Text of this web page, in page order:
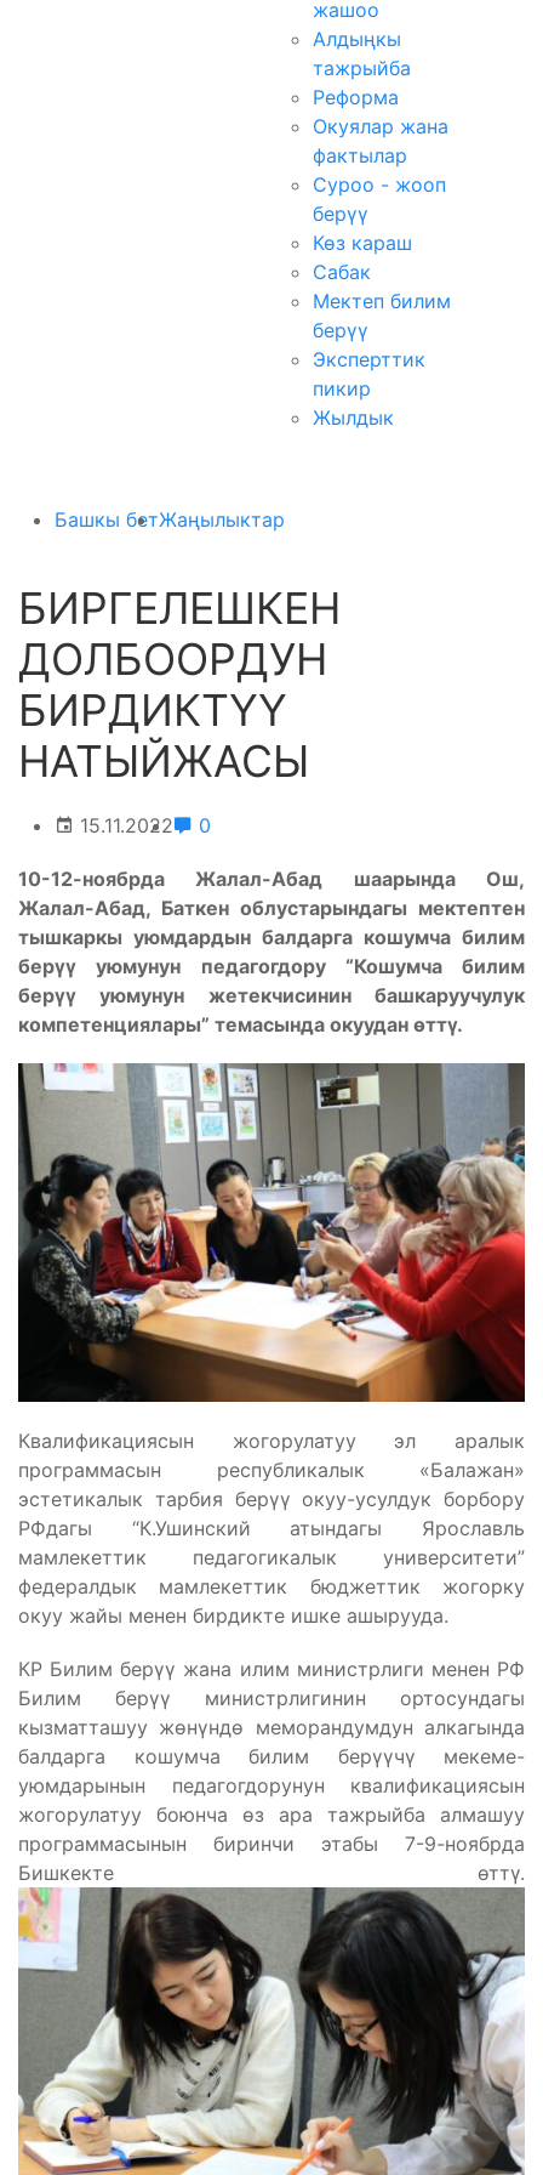
жашоо
Алдыңкы
тажрыйба
Реформа
Окуялар жана
фактылар
Суроо - жооп
берүү
Көз караш
Сабак
Мектеп билим
берүү
Эксперттик
пикир
Жылдык
Башкы бетЖаңылыктар
БИРГЕЛЕШКЕН
ДОЛБООРДУН
БИРДИКТҮҮ
НАТЫЙЖАСЫ
15.11.2022 0
10-12-ноябрда Жалал-Абад шаарында Ош,
Жалал-Абад, Баткен облустарындагы мектептен
тышкаркы уюмдардын балдарга кошумча билим
берүү уюмунун педагогдору “Кошумча билим
берүү уюмунун жетекчисинин башкаруучулук
компетенциялары” темасында окуудан өттү.
Квалификациясын жогорулатуу эл аралык
программасын республикалык «Балажан»
эстетикалык тарбия берүү окуу-усулдук борбору
РФдагы “К.Ушинский атындагы Ярославль
мамлекеттик педагогикалык университети”
федералдык мамлекеттик бюджеттик жогорку
окуу жайы менен бирдикте ишке ашырууда.
КР Билим берүү жана илим министрлиги менен РФ
Билим берүү министрлигинин ортосундагы
кызматташуу жөнүндө меморандумдун алкагында
балдарга кошумча билим берүүчү мекеме-
уюмдарынын педагогдорунун квалификациясын
жогорулатуу боюнча өз ара тажрыйба алмашуу
программасынын биринчи этабы 7-9-ноябрда
Бишкекте өттү.